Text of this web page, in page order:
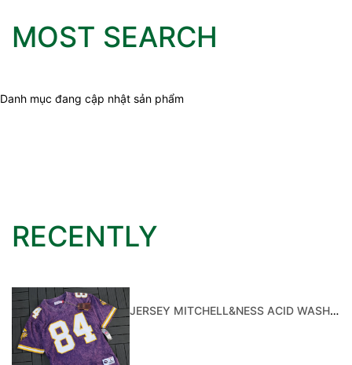
MOST SEARCH
Danh mục đang cập nhật sản phẩm
RECENTLY
JERSEY MITCHELL&NESS ACID WASH MINNESOTA VIKINGS